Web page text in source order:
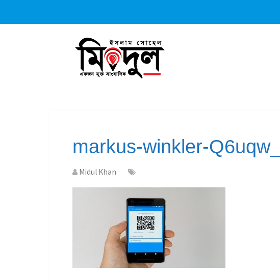
markus-winkler-
Midul Khan